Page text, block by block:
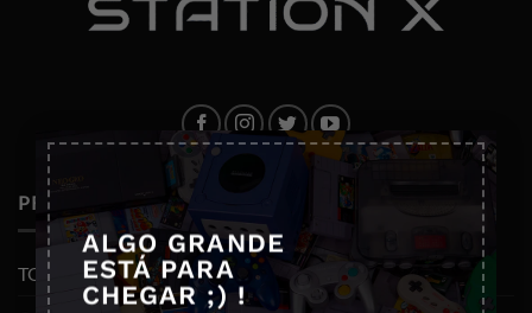
ALGO GRANDE
ESTÁ PARA
CHEGAR ;) !
×
PRODUTOS
TODOS OS PRODUTOS